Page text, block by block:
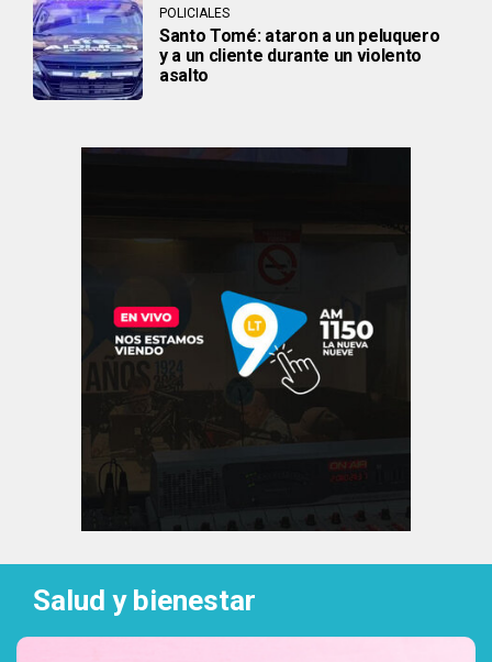
POLICIALES
Santo Tomé: ataron a un peluquero
y a un cliente durante un violento
asalto
Salud y bienestar